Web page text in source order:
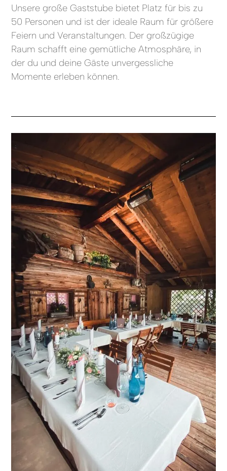
Unsere große Gaststube bietet Platz für bis zu
50 Personen und ist der ideale Raum für größere
Feiern und Veranstaltungen. Der großzügige
Raum schafft eine gemütliche Atmosphäre, in
der du und deine Gäste unvergessliche
Momente erleben können.